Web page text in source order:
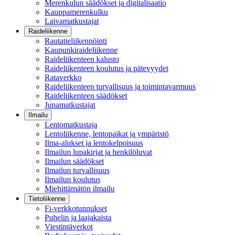
Merenkulun säädökset ja digitalisaatio
Kauppamerenkulku
Laivamatkustajat
Raideliikenne
Rautatieliikennöinti
Kaupunkiraideliikenne
Raideliikenteen kalusto
Raideliikenteen koulutus ja pätevyydet
Rataverkko
Raideliikenteen turvallisuus ja toimintavarmuus
Raideliikenteen säädökset
Junamatkustajat
Ilmailu
Lentomatkustaja
Lentoliikenne, lentopaikat ja ympäristö
Ilma-alukset ja lentokelpoisuus
Ilmailun lupakirjat ja henkilöluvat
Ilmailun säädökset
Ilmailun turvallisuus
Ilmailun koulutus
Miehittämätön ilmailu
Tietoliikenne
Fi-verkkotunnukset
Puhelin ja laajakaista
Viestintäverkot